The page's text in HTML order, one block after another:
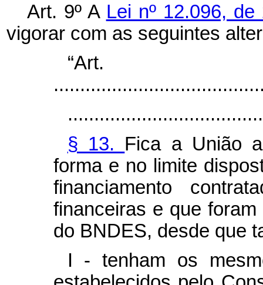
Art. 9º A Lei nº 12.096,
vigorar com as seguintes
§ 13. Fica a União
forma e no limite
financiamento
financeiras e que
do BNDES, desde que
I - tenham os